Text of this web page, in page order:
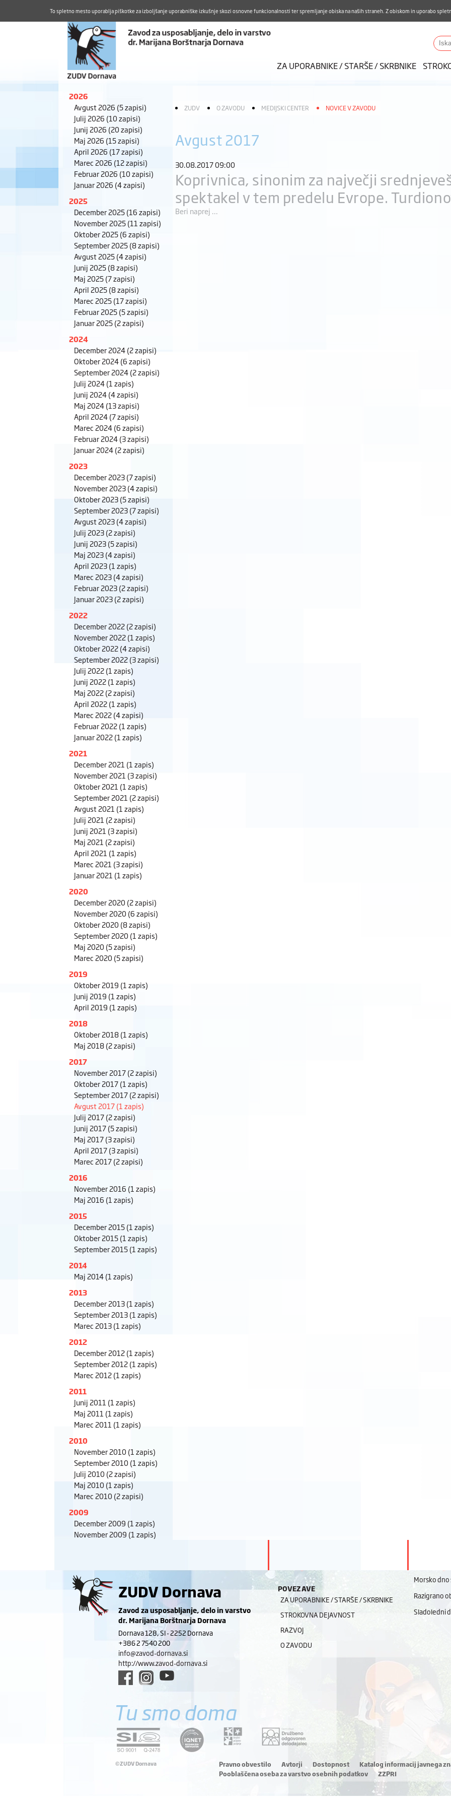
Aktualno Karierni razvoj Pohvale in pritožbe
Iskalnik
ZA UPORABNIKE / STARŠE / SKRBNIKE
2026
Avgust 2026 (5 zapisi)
Julij 2026 (10 zapisi)
Junij 2026 (20 zapisi)
Maj 2026 (15 zapisi)
April 2026 (17 zapisi)
Marec 2026 (12 zapisi)
Februar 2026 (10 zapisi)
Januar 2026 (4 zapisi)
2025
December 2025(16 zapisi)
November 2025(11 zapisi)
Oktober 2025(6 zapisi)
September 2025(8 zapisi)
Avgust 2025(4 zapisi)
Junij 2025(8 zapisi)
Maj 2025(7 zapisi)
April 2025(8 zapisi)
Marec 2025(17 zapisi)
Februar 2025(5 zapisi)
Januar 2025(2 zapisi)
2024
December 2024(2 zapisi)
Oktober 2024(6 zapisi)
September 2024(2 zapisi)
Julij 2024(1 zapis)
Junij 2024(4 zapisi)
Maj 2024(13 zapisi)
April 2024(7 zapisi)
Marec 2024(6 zapisi)
Februar 2024(3 zapisi)
Januar 2024(2 zapisi)
2023
December 2023(7 zapisi)
November 2023(4 zapisi)
Oktober 2023(5 zapisi)
September 2023(7 zapisi)
Avgust 2023(4 zapisi)
Julij 2023(2 zapisi)
Junij 2023(5 zapisi)
Maj 2023(4 zapisi)
April 2023(1 zapis)
Marec 2023(4 zapisi)
Februar 2023(2 zapisi)
Januar 2023(2 zapisi)
2022
December 2022(2 zapisi)
November 2022(1 zapis)
Oktober 2022(4 zapisi)
September 2022(3 zapisi)
Julij 2022(1 zapis)
Junij 2022(1 zapis)
Maj 2022(2 zapisi)
April 2022(1 zapis)
Marec 2022(4 zapisi)
Februar 2022(1 zapis)
Januar 2022(1 zapis)
2021
December 2021 (1 zapis)
November 2021 (3 zapisi)
Oktober 2021 (1 zapis)
September 2021 (2 zapisi)
Avgust 2021 (1 zapis)
Julij 2021 (2 zapisi)
Junij 2021 (3 zapisi)
Maj 2021 (2 zapisi)
April 2021 (1 zapis)
Marec 2021 (3 zapisi)
Januar 2021 (1 zapis)
2020
December 2020(2 zapisi)
November 2020(6 zapisi)
Oktober 2020(8 zapisi)
September 2020(1 zapis)
Maj 2020(5 zapisi)
Marec 2020(5 zapisi)
2019
Oktober 2019 (1 zapis)
Junij 2019 (1 zapis)
April 2019 (1 zapis)
2018
Oktober 2018(1 zapis)
Maj 2018(2 zapisi)
2017
November 2017(2 zapisi)
Oktober 2017(1 zapis)
September 2017(2 zapisi)
Avgust 2017(1 zapis)
Julij 2017(2 zapisi)
Junij 2017(5 zapisi)
Maj 2017(3 zapisi)
April 2017(3 zapisi)
Marec 2017(2 zapisi)
2016
November 2016 (1 zapis)
Maj 2016 (1 zapis)
2015
December 2015(1 zapis)
Oktober 2015(1 zapis)
September 2015(1 zapis)
2014
Maj 2014(1 zapis)
2013
December 2013(1 zapis)
September 2013(1 zapis)
Marec 2013(1 zapis)
2012
December 2012(1 zapis)
September 2012(1 zapis)
Marec 2012(1 zapis)
2011
Junij 2011 (1 zapis)
Maj 2011 (1 zapis)
Marec 2011 (1 zapis)
2010
November 2010(1 zapis)
September 2010(1 zapis)
Julij 2010(2 zapisi)
Maj 2010(1 zapis)
Marec 2010(2 zapisi)
2009
December 2009 (1 zapis)
November 2009 (1 zapis)
ZUDV O ZAVODU MEDIJSKI CENTER NOVICE V ZAVODU
Avgust 2017
30.08.2017 09:00
Koprivnica, sinonim za največji
spektakel v tem predelu Evrope.
Beri naprej ...
ZUDV Dornava
Zavod za usposabljanje, delo in varstvo
dr. Marijana Borštnarja Dornava
Dornava 128, SI - 2252 Dornava
+386 2 7540 200
info@zavod-dornava.si
http://www.zavod-dornava.si
POVEZAVE
ZA UPORABNIKE / STARŠE / SKRBNIKE
STROKOVNA DEJAVNOST
RAZVOJ
O ZAVODU
Morsko
Razigrano
Sladoledni
Tu smo doma
©ZUDV Dornava Pravno obvestilo Avtorji Dostopnost
Katalog informacij javnega
Pooblaščena oseba za varstvo osebnih podatkov
ZZPRI
To spletno mesto uporablja piškotke za izboljšanje uporabniške izkušnje skozi osnovne funkcionalnosti ter spremljanje obiska na naših straneh. Z obiskom in uporabo